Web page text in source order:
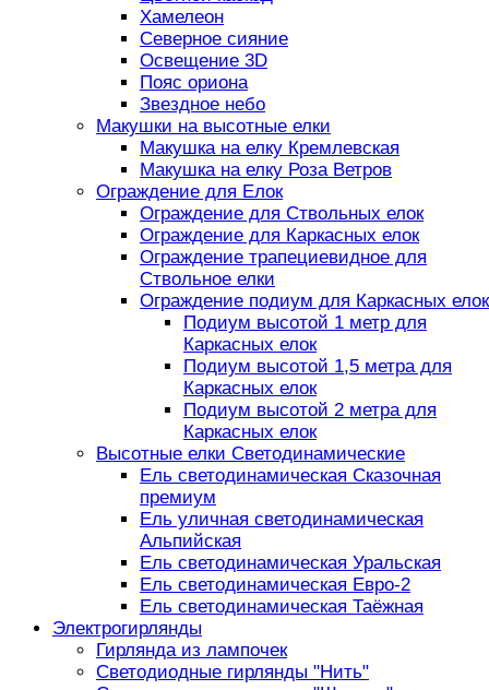
Хамелеон
Северное сияние
Освещение 3D
Пояс ориона
Звездное небо
Макушки на высотные елки
Макушка на елку Кремлевская
Макушка на елку Роза Ветров
Ограждение для Елок
Ограждение для Ствольных елок
Ограждение для Каркасных елок
Ограждение трапециевидное для
Ствольное елки
Ограждение подиум для Каркасных елок
Подиум высотой 1 метр для
Каркасных елок
Подиум высотой 1,5 метра для
Каркасных елок
Подиум высотой 2 метра для
Каркасных елок
Высотные елки Светодинамические
Ель светодинамическая Сказочная
премиум
Ель уличная светодинамическая
Альпийская
Ель светодинамическая Уральская
Ель светодинамическая Евро-2
Ель светодинамическая Таёжная
Электрогирлянды
Гирлянда из лампочек
Светодиодные гирлянды "Нить"